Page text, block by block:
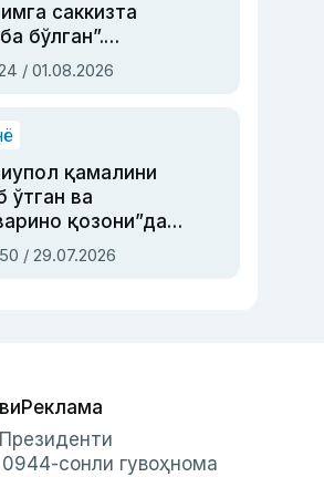
саккизта
бўлган”.
Ориповни
айбловлардан
/ 01.08.2026
қамалини
ўтган ва
қозони”дан
қаҳрамон —
армияси бош
/ 29.07.2026
Реклама
сонли гувоҳнома